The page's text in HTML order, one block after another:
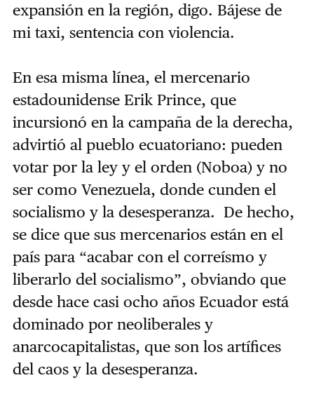
expansión en la región, digo. Bájese de
mi taxi, sentencia con violencia.
En esa misma línea, el mercenario
estadounidense Erik Prince, que
incursionó en la campaña de la derecha,
advirtió al pueblo ecuatoriano: pueden
votar por la ley y el orden (Noboa) y no
ser como Venezuela, donde cunden el
socialismo y la desesperanza. De hecho,
se dice que sus mercenarios están en el
país para “acabar con el correísmo y
liberarlo del socialismo”, obviando que
desde hace casi ocho años Ecuador está
dominado por neoliberales y
anarcocapitalistas, que son los artífices
del caos y la desesperanza.